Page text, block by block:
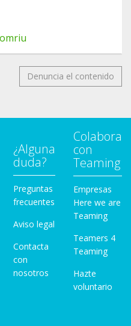
Denuncia el contenido
¿Alguna
duda?
Preguntas
frecuentes
Aviso legal
Contacta
con
nosotros
Colabora
con
Teaming
Empresas
Here we are
Teaming
Teamers 4
Teaming
Hazte
voluntario